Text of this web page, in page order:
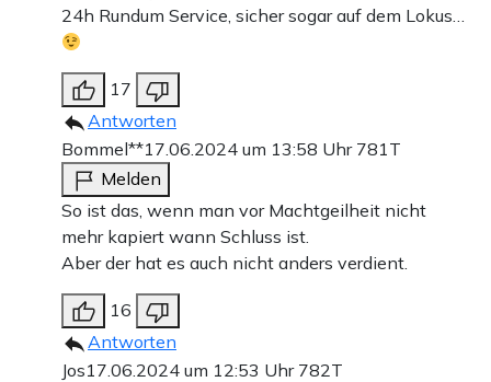
24h Rundum Service, sicher sogar auf dem Lokus…
17
Antworten
Bommel**17.06.2024 um 13:58 Uhr 781T
Melden
So ist das, wenn man vor Machtgeilheit nicht
mehr kapiert wann Schluss ist.
Aber der hat es auch nicht anders verdient.
16
Antworten
Jos17.06.2024 um 12:53 Uhr 782T